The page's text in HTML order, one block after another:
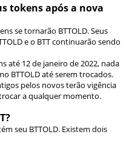
tokens após a nova
se tornarão BTTOLD. Seus
e o BTT continuarão sendo
até 12 de janeiro de 2022, nada
BTTOLD até serem trocados.
pelos novos terão vigência
a qualquer momento.
seu BTTOLD. Existem dois